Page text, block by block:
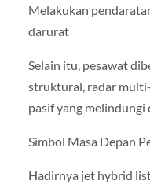
Melakukan
darurat
Selain itu, pesawat
struktural, radar
pasif yang melindungi
Simbol Masa Depan
Hadirnya jet hybrid